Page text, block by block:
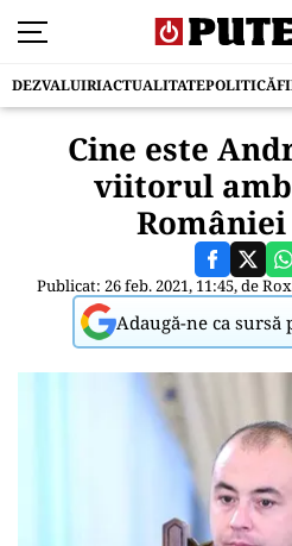
DEZVALUIRIACTUALITATEPOLITICĂ
Cine este
viitorul
României
Publicat: 26 feb. 2021, 11:45, de
Adaugă-ne ca